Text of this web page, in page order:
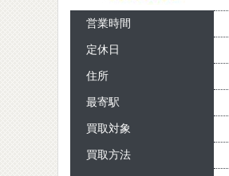
営業時間
定休日
住所
最寄駅
買取対象
買取方法